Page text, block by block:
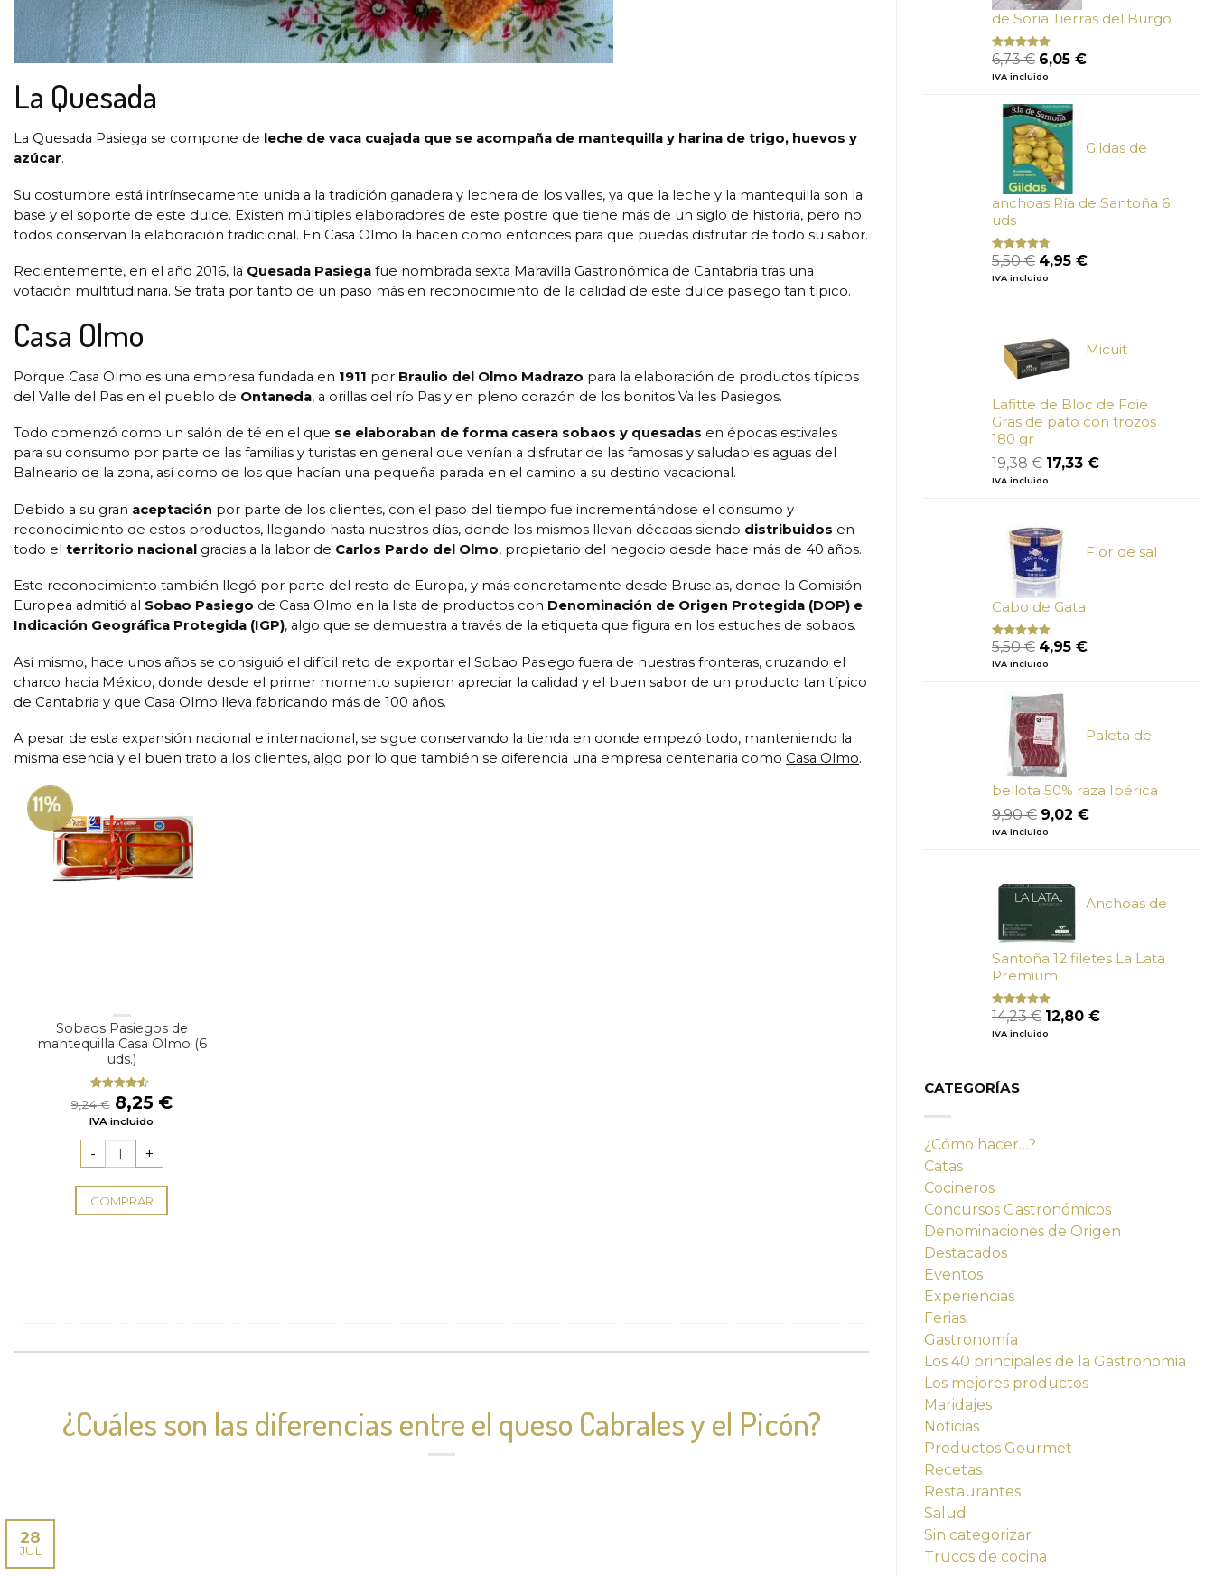
La Quesada
La Quesada Pasiega se compone de leche de vaca cuajada que se acompaña de mantequilla y harina de trigo, huevos y
azúcar.
Su costumbre está intrínsecamente unida a la tradición ganadera y lechera de los valles, ya que la leche y la mantequilla son la
base y el soporte de este dulce. Existen múltiples elaboradores de este postre que tiene más de un siglo de historia, pero no
todos conservan la elaboración tradicional. En Casa Olmo la hacen como entonces para que puedas disfrutar de todo su sabor.
Recientemente, en el año 2016, la Quesada Pasiega fue nombrada sexta Maravilla Gastronómica de Cantabria tras una
votación multitudinaria. Se trata por tanto de un paso más en reconocimiento de la calidad de este dulce pasiego tan típico.
Casa Olmo
Porque Casa Olmo es una empresa fundada en 1911 por Braulio del Olmo Madrazo para la elaboración de productos típicos
del Valle del Pas en el pueblo de Ontaneda, a orillas del río Pas y en pleno corazón de los bonitos Valles Pasiegos.
Todo comenzó como un salón de té en el que se elaboraban de forma casera sobaos y quesadas en épocas estivales
para su consumo por parte de las familias y turistas en general que venían a disfrutar de las famosas y saludables aguas del
Balneario de la zona, así como de los que hacían una pequeña parada en el camino a su destino vacacional.
Debido a su gran aceptación por parte de los clientes, con el paso del tiempo fue incrementándose el consumo y
reconocimiento de estos productos, llegando hasta nuestros días, donde los mismos llevan décadas siendo distribuidos en
todo el territorio nacional gracias a la labor de Carlos Pardo del Olmo, propietario del negocio desde hace más de 40 años.
Este reconocimiento también llegó por parte del resto de Europa, y más concretamente desde Bruselas, donde la Comisión
Europea admitió al Sobao Pasiego de Casa Olmo en la lista de productos con Denominación de Origen Protegida (DOP) e
Indicación Geográfica Protegida (IGP), algo que se demuestra a través de la etiqueta que figura en los estuches de sobaos.
Así mismo, hace unos años se consiguió el difícil reto de exportar el Sobao Pasiego fuera de nuestras fronteras, cruzando el
charco hacia México, donde desde el primer momento supieron apreciar la calidad y el buen sabor de un producto tan típico
de Cantabria y que Casa Olmo lleva fabricando más de 100 años.
A pesar de esta expansión nacional e internacional, se sigue conservando la tienda en donde empezó todo, manteniendo la
misma esencia y el buen trato a los clientes, algo por lo que también se diferencia una empresa centenaria como Casa Olmo.
11%
Sobaos Pasiegos de
mantequilla Casa Olmo (6
uds.)
Valorad
o con
4.25de 5
9,24€ El
precio
original
era:
9,24 €.
8,25 €El
IVA incluido
COMPRAR
¿Cuáles son las diferencias entre el queso Cabrales y el Picón?
28
JUL
de Soria Tierras del Burgo
Valorado
con
de
5
6,73€ El
precio
era:
6,73 €.
6,05 €El
IVA incluido
Gildas de
anchoas Ría de Santoña 6
uds
Valorado
con
de 5
5,50€ El
precio
4,95 €El
IVA incluido
Micuit
Lafitte de Bloc de Foie
Gras de pato con trozos
180 gr
19,38€ El
precio
19,38 €.
17,33 €El
IVA incluido
Flor de sal
Cabo de Gata
Valorado
con
de
5
5,50€ El
precio
era:
5,50 €.
4,95 €El
IVA incluido
Paleta de
bellota 50% raza Ibérica
9,90€ El
precio
9,90 €.
9,02 €El
IVA incluido
Anchoas de
Santoña 12 filetes La Lata
Premium
Valorado
con
de 5
14,23€ El
precio
12,80 €El
IVA incluido
CATEGORÍAS
¿Cómo hacer…?
Catas
Cocineros
Concursos Gastronómicos
Denominaciones de Origen
Destacados
Eventos
Experiencias
Ferias
Gastronomía
Los 40 principales de la Gastronomia
Los mejores productos
Maridajes
Noticias
Productos Gourmet
Recetas
Restaurantes
Salud
Sin categorizar
Trucos de cocina